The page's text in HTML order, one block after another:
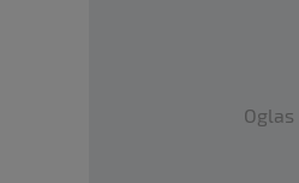
Oglas